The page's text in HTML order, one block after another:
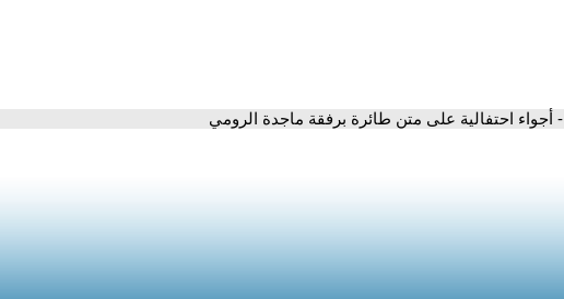
- أجواء احتفالية على متن طائرة برفقة ماجدة الرومي